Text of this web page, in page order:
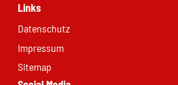
Links
Datenschutz
Impressum
Sitemap